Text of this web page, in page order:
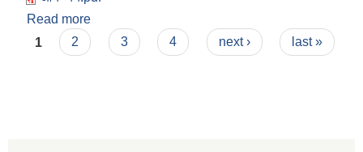
Read more
ब्यय विवरण
Pages
1 2 3 4 next › last »